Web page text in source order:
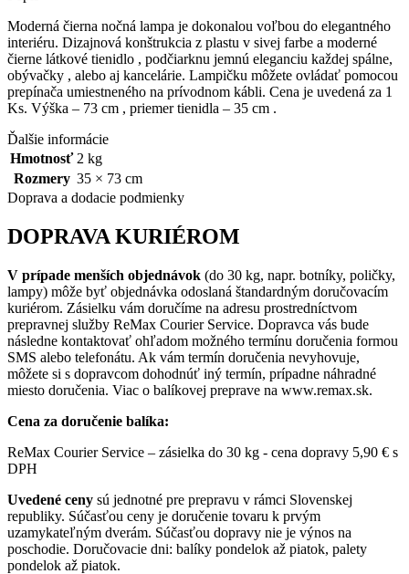
Moderná čierna nočná lampa je dokonalou voľbou do elegantného
interiéru. Dizajnová konštrukcia z plastu v sivej farbe a moderné
čierne látkové tienidlo , podčiarknu jemnú eleganciu každej spálne,
obývačky , alebo aj kancelárie. Lampičku môžete ovládať pomocou
prepínača umiestneného na prívodnom kábli. Cena je uvedená za 1
Ks. Výška – 73 cm , priemer tienidla – 35 cm .
Ďalšie informácie
Hmotnosť 2 kg
Rozmery 35 × 73 cm
Doprava a dodacie podmienky
DOPRAVA KURIÉROM
V prípade menších objednávok (do 30 kg, napr. botníky, poličky,
lampy) môže byť objednávka odoslaná štandardným doručovacím
kuriérom. Zásielku vám doručíme na adresu prostredníctvom
prepravnej služby ReMax Courier Service. Dopravca vás bude
následne kontaktovať ohľadom možného termínu doručenia formou
SMS alebo telefonátu. Ak vám termín doručenia nevyhovuje,
môžete si s dopravcom dohodnúť iný termín, prípadne náhradné
miesto doručenia. Viac o balíkovej preprave na www.remax.sk.
Cena za doručenie balíka:
ReMax Courier Service – zásielka do 30 kg - cena dopravy 5,90 € s
DPH
Uvedené ceny sú jednotné pre prepravu v rámci Slovenskej
republiky. Súčasťou ceny je doručenie tovaru k prvým
uzamykateľným dverám. Súčasťou dopravy nie je výnos na
poschodie. Doručovacie dni: balíky pondelok až piatok, palety
pondelok až piatok.